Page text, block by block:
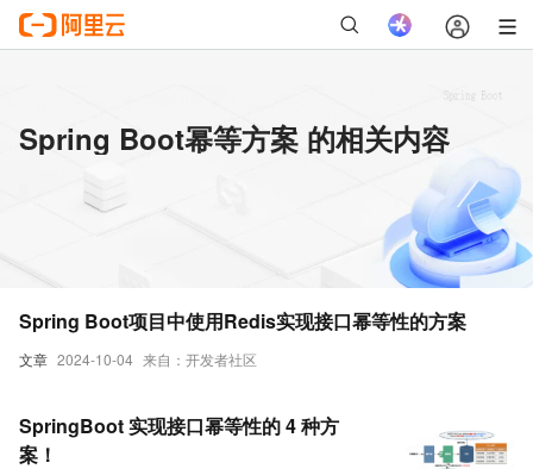
Spring Boot幂等方案 的相关内容
文章 2024-10-04 来自：开发者社区
Spring Boot项目中使用Redis实现接口幂等性的方案
SpringBoot 实现接口幂等性的 4 种方
案！